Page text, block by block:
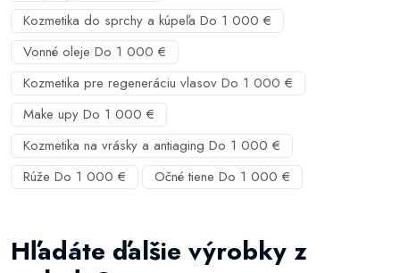
Kozmetika do sprchy a kúpeľa Do 1 000 €
Vonné oleje Do 1 000 €
Kozmetika pre regeneráciu vlasov Do 1 000 €
Make upy Do 1 000 €
Kozmetika na vrásky a antiaging Do 1 000 €
Rúže Do 1 000 €
Očné tiene Do 1 000 €
Hľadáte ďalšie výrobky z